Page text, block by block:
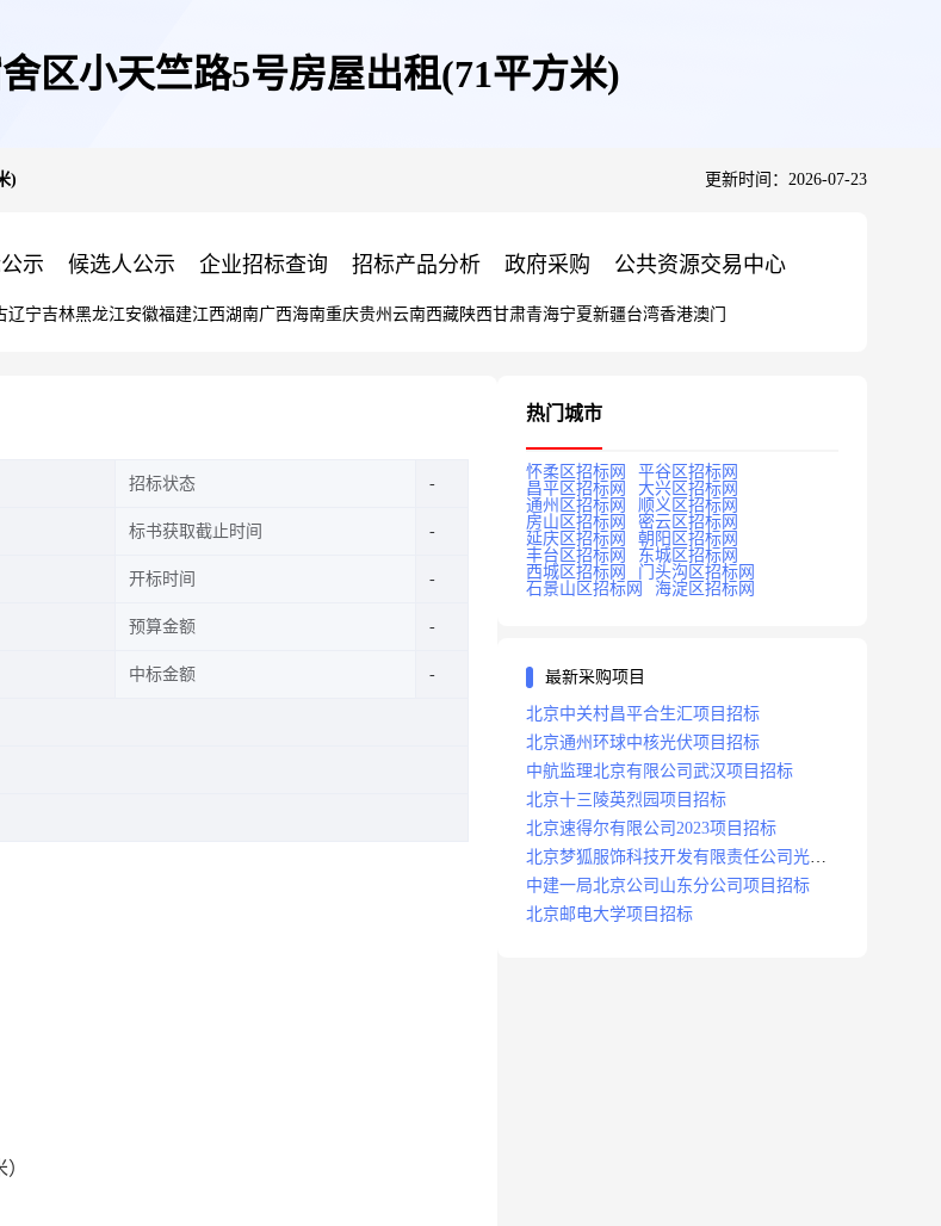
区小天竺路5号房屋出租(71平方米)
) 更新时间：2026-07-23
示 候选人公示 企业招标查询 招标产品分析 政府采购 公共资源交易中心
辽宁吉林黑龙江安徽福建江西湖南广西海南重庆贵州 云南西藏陕西甘肃青海宁夏新疆台湾香港澳门
招标状态
标书获取截止时间
开标时间
预算金额
中标金额
热门城市
怀柔区招标网
平谷区招标网
昌平区招标网
大兴区招标网
通州区招标网
顺义区招标网
房山区招标网
密云区招标网
延庆区招标网
朝阳区招标网
丰台区招标网
东城区招标网
西城区招标网
门头沟区招标网
石景山区招标网
海淀区招标网
最新采购项目
北京中关村昌平合生汇项目招标
北京通州环球中核光伏项目招标
中航监理北京有限公司武汉项目招标
北京十三陵英烈园项目招标
北京速得尔有限公司2023项目招标
北京梦狐服饰科技开发有限责任公司光绿
能项目招标公告
中建一局北京公司山东分公司项目招标
北京邮电大学项目招标